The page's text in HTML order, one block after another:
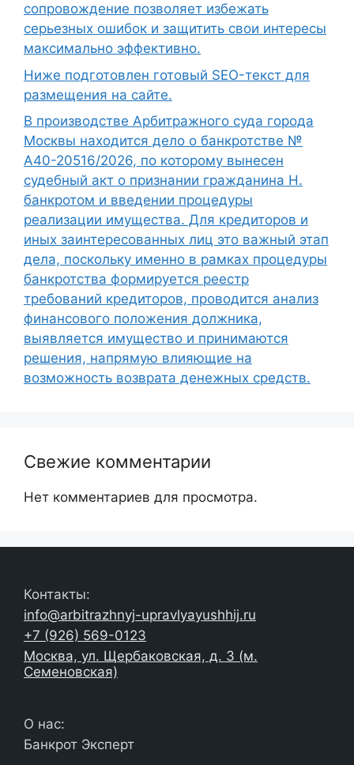
сопровождение позволяет избежать
серьезных ошибок и защитить свои интересы
максимально эффективно.
Ниже подготовлен готовый SEO-текст для
размещения на сайте.
В производстве Арбитражного суда города
Москвы находится дело о банкротстве №
А40-20516/2026, по которому вынесен
судебный акт о признании гражданина Н.
банкротом и введении процедуры
реализации имущества. Для кредиторов и
иных заинтересованных лиц это важный этап
дела, поскольку именно в рамках процедуры
банкротства формируется реестр
требований кредиторов, проводится анализ
финансового положения должника,
выявляется имущество и принимаются
решения, напрямую влияющие на
возможность возврата денежных средств.
Свежие комментарии
Нет комментариев для просмотра.
Контакты:
info@arbitrazhnyj-upravlyayushhij.ru
+7 (926) 569-0123
Москва, ул. Щербаковская, д. 3 (м.
Семеновская)
О нас:
Банкрот Эксперт